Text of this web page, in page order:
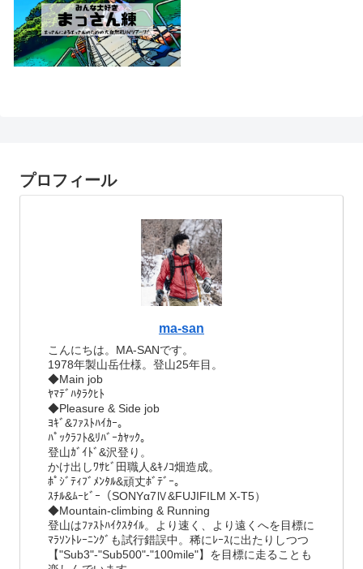
プロフィール
ma-san
こんにちは。MA-SANです。
1978年製山岳仕様。登山25年目。
◆Main job
ﾔﾏﾃﾞﾊﾀﾗｸﾋﾄ
◆Pleasure & Side job
ﾖｷﾞ&ﾌｧｽﾄﾊｲｶｰ。
ﾊﾟｯｸﾗﾌﾄ&ﾘﾊﾞｰｶﾔｯｸ。
登山ｶﾞｲﾄﾞ&沢登り。
かけ出しﾜｻﾋﾞ田職人&ｷﾉｺ畑造成。
ﾎﾟｼﾞﾃｨﾌﾞﾒﾝﾀﾙ&頑丈ﾎﾞﾃﾞｰ。
ｽﾁﾙ&ﾑｰﾋﾞｰ（SONYα7Ⅳ&FUJIFILM X-T5）
◆Mountain-climbing & Running
登山はﾌｧｽﾄﾊｲｸｽﾀｲﾙ。より速く、より遠くへを目標に
ﾏﾗｿﾝﾄﾚｰﾆﾝｸﾞも試行錯誤中。稀にﾚｰｽに出たりしつつ
【"Sub3"-"Sub500"-"100mile"】を目標に走ることも